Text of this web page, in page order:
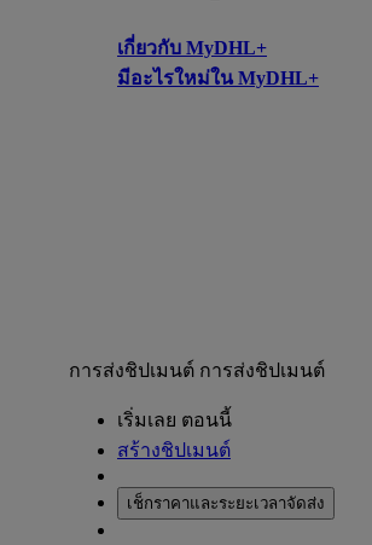
เกี่ยวกับ MyDHL+
มีอะไรใหม่ใน MyDHL+
การส่งชิปเมนต์ การส่งชิปเมนต์
เริ่มเลย ตอนนี้
สร้างชิปเมนต์
เช็กราคาและระยะเวลาจัดส่ง